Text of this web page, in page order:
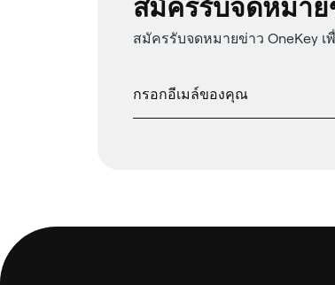
สมัครรับจดหมาย
สมัครรับจดหมายข่าว OneKey